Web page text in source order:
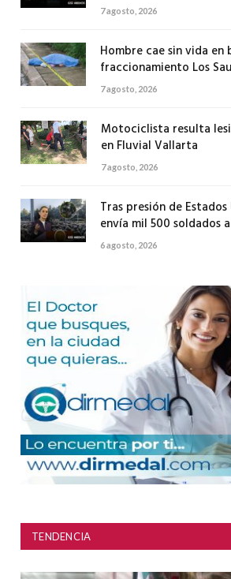
7 agosto, 2026
Hombre cae sin vida en
fraccionamiento Los
7 agosto, 2026
Motociclista resulta
en Fluvial Vallarta
7 agosto, 2026
Tras presión de
envía mil 500 soldados
6 agosto, 2026
TENDENCIA